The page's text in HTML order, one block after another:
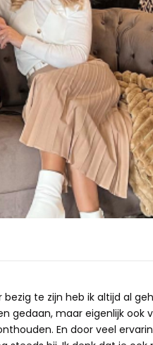
te zijn heb ik altijd al
gedaan, maar eigenlijk
En door veel